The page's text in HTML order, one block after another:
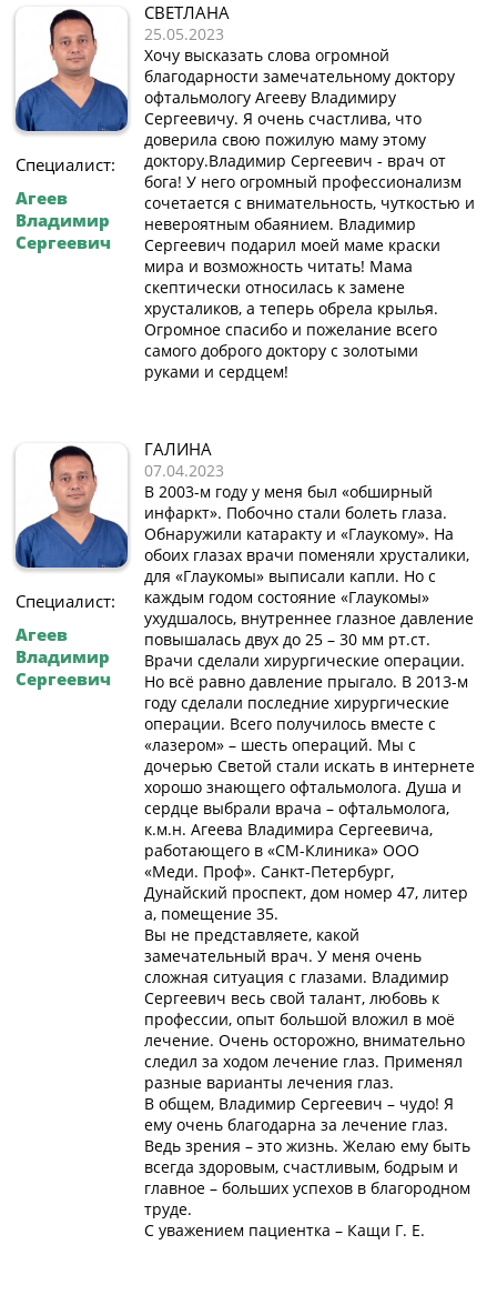
Специалист:
Агеев
Владимир
Сергеевич
СВЕТЛАНА
25.05.2023
Хочу высказать слова огромной
благодарности замечательному доктору
офтальмологу Агееву Владимиру
Сергеевичу. Я очень счастлива, что
доверила свою пожилую маму этому
доктору.Владимир Сергеевич - врач от
бога! У него огромный профессионализм
сочетается с внимательность, чуткостью и
невероятным обаянием. Владимир
Сергеевич подарил моей маме краски
мира и возможность читать! Мама
скептически относилась к замене
хрусталиков, а теперь обрела крылья.
Огромное спасибо и пожелание всего
самого доброго доктору с золотыми
руками и сердцем!
Специалист:
Агеев
Владимир
Сергеевич
ГАЛИНА
07.04.2023
В 2003-м году у меня был «обширный
инфаркт». Побочно стали болеть глаза.
Обнаружили катаракту и «Глаукому». На
обоих глазах врачи поменяли хрусталики,
для «Глаукомы» выписали капли. Но с
каждым годом состояние «Глаукомы»
ухудшалось, внутреннее глазное давление
повышалась двух до 25 – 30 мм рт.ст.
Врачи сделали хирургические операции.
Но всё равно давление прыгало. В 2013-м
году сделали последние хирургические
операции. Всего получилось вместе с
«лазером» – шесть операций. Мы с
дочерью Светой стали искать в интернете
хорошо знающего офтальмолога. Душа и
сердце выбрали врача – офтальмолога,
к.м.н. Агеева Владимира Сергеевича,
работающего в «СМ-Клиника» ООО
«Меди. Проф». Санкт-Петербург,
Дунайский проспект, дом номер 47, литер
а, помещение 35.
Вы не представляете, какой
замечательный врач. У меня очень
сложная ситуация с глазами. Владимир
Сергеевич весь свой талант, любовь к
профессии, опыт большой вложил в моё
лечение. Очень осторожно, внимательно
следил за ходом лечение глаз. Применял
разные варианты лечения глаз.
В общем, Владимир Сергеевич – чудо! Я
ему очень благодарна за лечение глаз.
Ведь зрения – это жизнь. Желаю ему быть
всегда здоровым, счастливым, бодрым и
главное – больших успехов в благородном
труде.
С уважением пациентка – Кащи Г. Е.